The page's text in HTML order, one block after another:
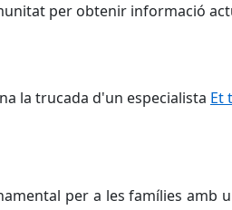
per obtenir informació
la trucada d'un especialista Et
per a les famílies amb